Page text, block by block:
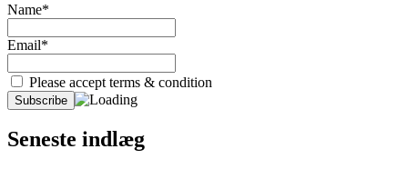
Name*
Email*
Please accept terms & condition
Seneste indlæg